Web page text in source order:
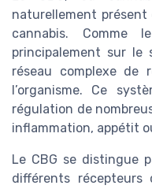
naturellement
cannabis.
principalement sur le
réseau complexe de
l’organisme. Ce
régulation de
inflammation, appétit
Le CBG se distingue
différents récepteurs